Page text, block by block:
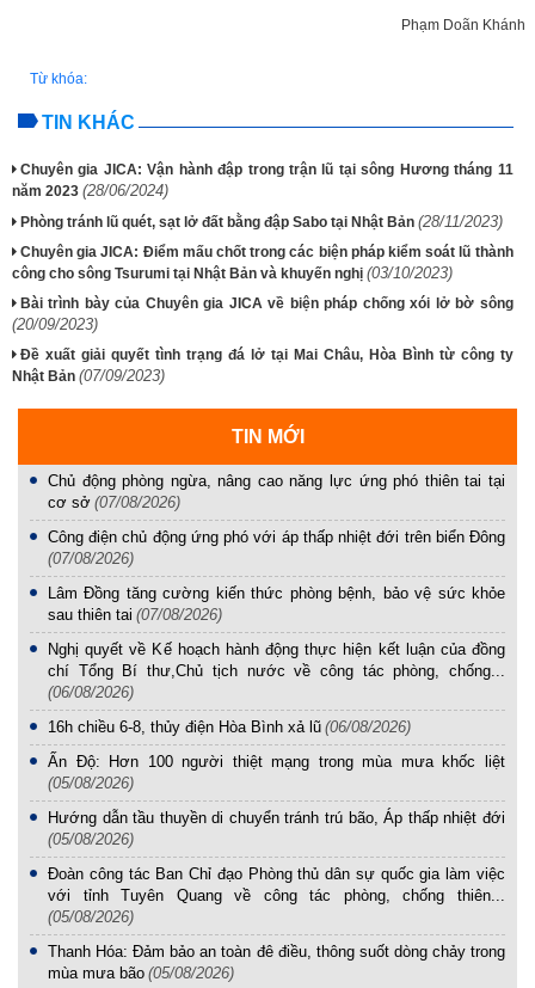
Phạm Doãn Khánh
Từ khóa:
TIN KHÁC
Chuyên gia JICA: Vận hành đập trong trận lũ tại sông Hương tháng 11
năm 2023 (28/06/2024)
Phòng tránh lũ quét, sạt lở đất bằng đập Sabo tại Nhật Bản (28/11/2023)
Chuyên gia JICA: Điểm mấu chốt trong các biện pháp kiểm soát lũ thành
công cho sông Tsurumi tại Nhật Bản và khuyến nghị (03/10/2023)
Bài trình bày của Chuyên gia JICA về biện pháp chống xói lở bờ sông
(20/09/2023)
Đề xuất giải quyết tình trạng đá lở tại Mai Châu, Hòa Bình từ công ty
Nhật Bản (07/09/2023)
TIN MỚI
Chủ động phòng ngừa, nâng cao năng lực ứng phó thiên tai tại
cơ sở (07/08/2026)
Công điện chủ động ứng phó với áp thấp nhiệt đới trên biển Đông
(07/08/2026)
Lâm Đồng tăng cường kiến thức phòng bệnh, bảo vệ sức khỏe
sau thiên tai (07/08/2026)
Nghị quyết về Kế hoạch hành động thực hiện kết luận của đồng
chí Tổng Bí thư,Chủ tịch nước về công tác phòng, chống...
(06/08/2026)
16h chiều 6-8, thủy điện Hòa Bình xả lũ (06/08/2026)
Ấn Độ: Hơn 100 người thiệt mạng trong mùa mưa khốc liệt
(05/08/2026)
Hướng dẫn tầu thuyền di chuyển tránh trú bão, Áp thấp nhiệt đới
(05/08/2026)
Đoàn công tác Ban Chỉ đạo Phòng thủ dân sự quốc gia làm việc
với tỉnh Tuyên Quang về công tác phòng, chống thiên...
(05/08/2026)
Thanh Hóa: Đảm bảo an toàn đê điều, thông suốt dòng chảy trong
mùa mưa bão (05/08/2026)